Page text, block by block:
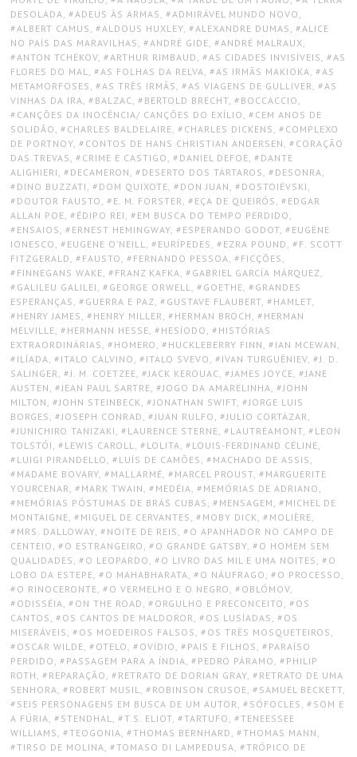
DESOLADA, ADEUS ÀS ARMAS , ADMIRÁVEL MUNDO NOVO ,
ALBERT CAMUS , ALDOUS HUXLEY, ALEXANDRE DUMAS , ALICE
NO PAÍS DAS MARAVILHAS , ANDRÉ GIDE, ANDRÉ MALRAUX,
ANTON TCHÉKOV, ARTHUR RIMBAUD , AS CIDADES INVISÍVEIS , AS
FLORES DO MAL, AS FOLHAS DA RELVA, AS IRMÃS MAKIOKA, AS
METAMORFOSES , AS TRÊS IRMÃS , AS VIAGENS DE GULLIVER, AS
VINHAS DA IRA, BALZAC, BERTOLD BRECHT, BOCCACCIO ,
CANÇÕES DA INOCÊNCIA/ CANÇÕES DO EXÍLIO , CEM ANOS DE
SOLIDÃO , CHARLES BALDELAIRE, CHARLES DICKENS , COMPLEXO
DE PORTNOY, CONTOS DE HANS CHRISTIAN ANDERSEN , CORAÇÃO
DAS TREVAS , CRIME E CASTIGO , DANIEL DEFOE, DANTE
ALIGHIERI , DECAMERON , DESERTO DOS TÁRTAROS , DESONRA,
DINO BUZZATI , DOM QUIXOTE, DON JUAN , DOSTOIÉVSKI ,
DOUTOR FAUSTO , E. M. FORSTER, EÇA DE QUEIRÓS , EDGAR
ALLAN POE, ÉDIPO REI , EM BUSCA DO TEMPO PERDIDO ,
ENSAIOS , ERNEST HEMINGWAY, ESPERANDO GODOT, EUGÈNE
IONESCO , EUGENE O’NEILL, EURÍPEDES , EZRA POUND , F. SCOTT
FITZGERALD , FAUSTO , FERNANDO PESSOA, FICÇÕES ,
FINNEGANS WAKE, FRANZ KAFKA, GABRIEL GARCÍA MÁRQUEZ,
GALILEU GALILEI , GEORGE ORWELL, GOETHE, GRANDES
ESPERANÇAS , GUERRA E PAZ, GUSTAVE FLAUBERT, HAMLET,
HENRY JAMES , HENRY MILLER, HERMAN BROCH , HERMAN
MELVILLE, HERMANN HESSE, HESÍODO , HISTÓRIAS
EXTRAORDINÁRIAS , HOMERO , HUCKLEBERRY FINN , IAN MCEWAN ,
ILÍADA, ITALO CALVINO , ITALO SVEVO , IVAN TURGUÊNIEV, J. D.
SALINGER, J. M. COETZEE, JACK KEROUAC, JAMES JOYCE, JANE
AUSTEN , JEAN PAUL SARTRE, JOGO DA AMARELINHA, JOHN
MILTON , JOHN STEINBECK, JONATHAN SWIFT, JORGE LUIS
BORGES , JOSEPH CONRAD , JUAN RULFO , JULIO CORTÁZAR,
JUNICHIRO TANIZAKI , LAURENCE STERNE, LAUTRÉAMONT, LEON
TOLSTÓI , LEWIS CAROLL, LOLITA, LOUIS-FERDINAND CÉLINE,
LUIGI PIRANDELLO , LUÍS DE CAMÕES , MACHADO DE ASSIS ,
MADAME BOVARY, MALLARMÉ, MARCEL PROUST, MARGUERITE
YOURCENAR, MARK TWAIN , MEDÉIA, MEMÓRIAS DE ADRIANO ,
MEMÓRIAS PÓSTUMAS DE BRÁS CUBAS , MENSAGEM , MICHEL DE
MONTAIGNE, MIGUEL DE CERVANTES , MOBY DICK, MOLIÈRE,
MRS. DALLOWAY, NOITE DE REIS , O APANHADOR NO CAMPO DE
CENTEIO , O ESTRANGEIRO , O GRANDE GATSBY, O HOMEM SEM
QUALIDADES , O LEOPARDO , O LIVRO DAS MIL E UMA NOITES , O
LOBO DA ESTEPE, O MAHABHARATA, O NÁUFRAGO , O PROCESSO ,
O RINOCERONTE, O VERMELHO E O NEGRO , OBLÓMOV,
ODISSÉIA, ON THE ROAD , ORGULHO E PRECONCEITO , OS
CANTOS , OS CANTOS DE MALDOROR, OS LUSÍADAS , OS
MISERÁVEIS , OS MOEDEIROS FALSOS , OS TRÊS MOSQUETEIROS ,
OSCAR WILDE, OTELO , OVÍDIO , PAIS E FILHOS , PARAÍSO
PERDIDO , PASSAGEM PARA A ÍNDIA, PEDRO PÁRAMO , PHILIP
ROTH , REPARAÇÃO , RETRATO DE DORIAN GRAY, RETRATO DE UMA
SENHORA, ROBERT MUSIL, ROBINSON CRUSOE, SAMUEL BECKETT,
SEIS PERSONAGENS EM BUSCA DE UM AUTOR, SÓFOCLES , SOM E
A FÚRIA, STENDHAL, T.S. ELIOT, TARTUFO , TENEESSEE
WILLIAMS , TEOGONIA, THOMAS BERNHARD , THOMAS MANN ,
TIRSO DE MOLINA, TOMASO DI LAMPEDUSA, TRÓPICO DE